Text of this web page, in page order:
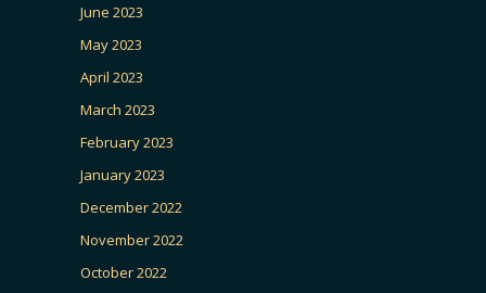
June 2023
May 2023
April 2023
March 2023
February 2023
January 2023
December 2022
November 2022
October 2022